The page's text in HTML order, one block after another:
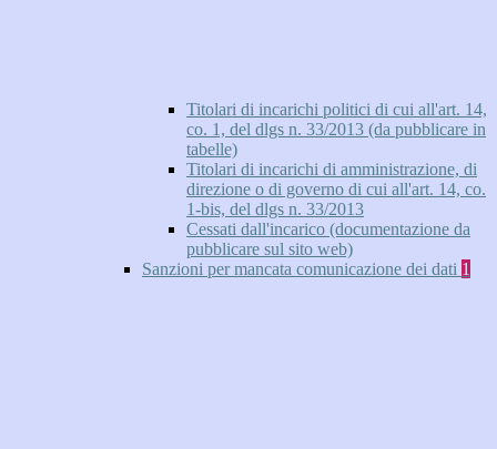
Titolari di incarichi politici di cui all'art. 14,
co. 1, del dlgs n. 33/2013 (da pubblicare in
tabelle)
Titolari di incarichi di amministrazione, di
direzione o di governo di cui all'art. 14, co.
1-bis, del dlgs n. 33/2013
Cessati dall'incarico (documentazione da
pubblicare sul sito web)
Sanzioni per mancata comunicazione dei dati 1